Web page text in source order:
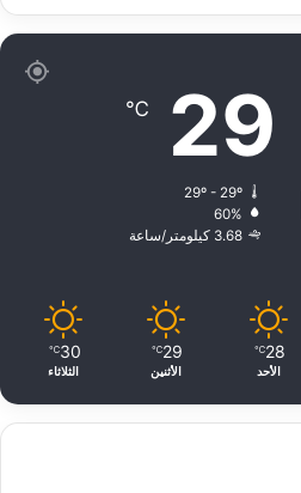
29
℃
29º - 29º
60%
3.68 كيلومتر/ساعة
28
℃
الأحد
29
℃
الأثنين
30
℃
الثلاثاء